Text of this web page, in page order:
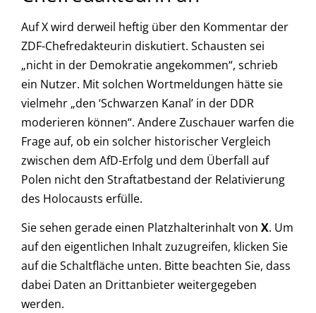
Auf X wird derweil heftig über den Kommentar der
ZDF-Chefredakteurin diskutiert. Schausten sei
„nicht in der Demokratie angekommen“, schrieb
ein Nutzer. Mit solchen Wortmeldungen hätte sie
vielmehr „den ‘Schwarzen Kanal’ in der DDR
moderieren können“. Andere Zuschauer warfen die
Frage auf, ob ein solcher historischer Vergleich
zwischen dem AfD-Erfolg und dem Überfall auf
Polen nicht den Straftatbestand der Relativierung
des Holocausts erfülle.
Sie sehen gerade einen Platzhalterinhalt von X. Um
auf den eigentlichen Inhalt zuzugreifen, klicken Sie
auf die Schaltfläche unten. Bitte beachten Sie, dass
dabei Daten an Drittanbieter weitergegeben
werden.